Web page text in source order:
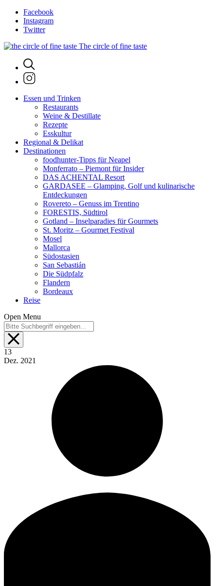
Facebook
Instagram
Twitter
The circle of fine taste
Essen und Trinken
Restaurants
Weine & Destillate
Rezepte
Esskultur
Regional & Delikat
Destinationen
foodhunter-Tipps für Neapel
Monferrato – Piemont für Insider
DAS ACHENTAL Resort
GARDASEE – Glamping, Golf und kulinarische
Entdeckungen
Rovereto – Genuss im Trentino
FORESTIS, Südtirol
Gotland – Inselparadies für Gourmets
St. Moritz – Gourmet Festival
Mosel
Mallorca
Südostasien
San Sebastián
Die Südpfalz
Flandern
Bordeaux
Reise
Open Menu
13
Dez. 2021